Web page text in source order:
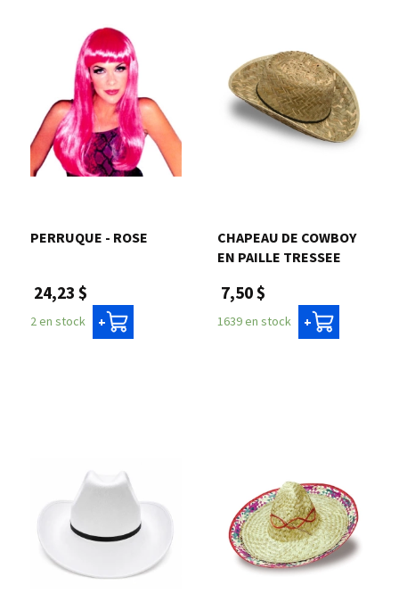
PERRUQUE - ROSE
24,23 $
2 en stock +
CHAPEAU DE COWBOY
EN PAILLE TRESSEE
7,50 $
1639 en stock +